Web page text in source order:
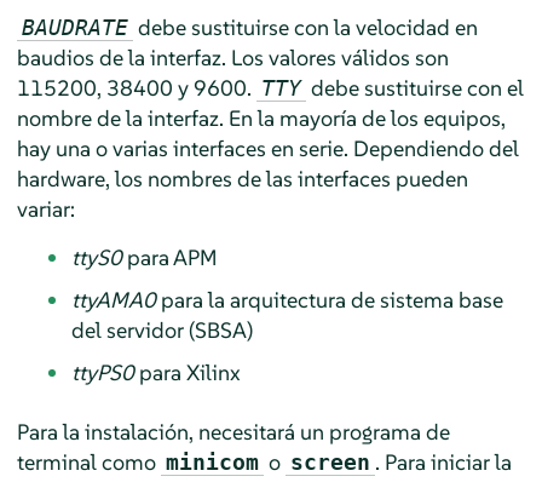
BAUDRATE debe sustituirse con la velocidad en
baudios de la interfaz. Los valores válidos son
115200, 38400 y 9600. TTY debe sustituirse con el
nombre de la interfaz. En la mayoría de los equipos,
hay una o varias interfaces en serie. Dependiendo del
hardware, los nombres de las interfaces pueden
variar:
ttyS0para APM
ttyAMA0para la arquitectura de sistema base
del servidor (SBSA)
ttyPS0para Xilinx
Para la instalación, necesitará un programa de
terminal como minicom o screen . Para iniciar la